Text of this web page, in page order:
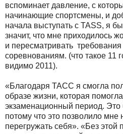
вспоминает давление, с
начинающие спортсмены, и
начала выступать с TASS, я
значит, что мне приходилось
и пересматривать требования
соревнованиям. (что такое 11
видимо 2011).
«Благодаря ТАСС я смогла
образе жизни, которая
экзаменационный период.
потому что это позволило мне
перегружать себя». «Без